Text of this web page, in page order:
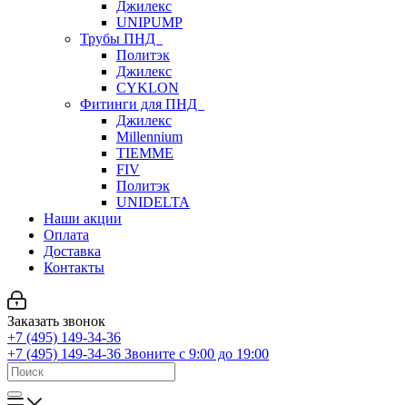
Джилекс
UNIPUMP
Трубы ПНД
Политэк
Джилекс
CYKLON
Фитинги для ПНД
Джилекс
Millennium
TIEMME
FIV
Политэк
UNIDELTA
Наши акции
Оплата
Доставка
Контакты
Заказать звонок
+7 (495) 149-34-36
+7 (495) 149-34-36 Звоните с 9:00 до 19:00